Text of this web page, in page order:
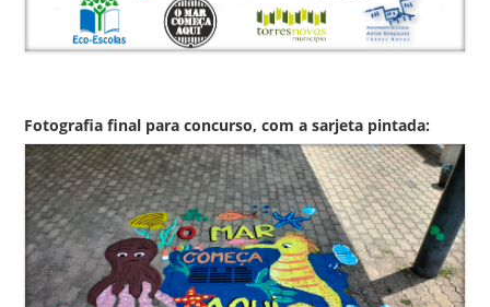
Fotografia final para concurso, com a sarjeta pintada: